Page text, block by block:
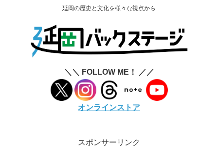
延岡の歴史と文化を様々な視点から
＼＼ FOLLOW ME！ ／／
オンラインストア
スポンサーリンク